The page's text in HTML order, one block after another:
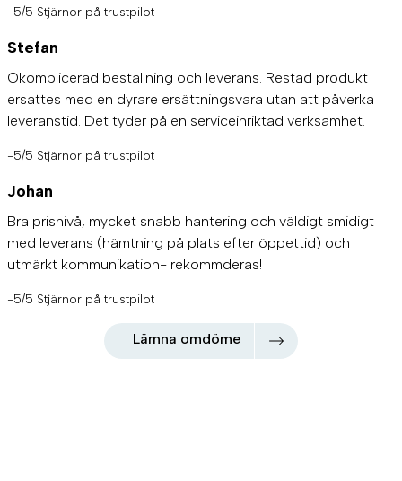
-5/5 Stjärnor på trustpilot
Stefan
Okomplicerad beställning och leverans. Restad produkt
ersattes med en dyrare ersättningsvara utan att påverka
leveranstid. Det tyder på en serviceinriktad verksamhet.
-5/5 Stjärnor på trustpilot
Johan
Bra prisnivå, mycket snabb hantering och väldigt smidigt
med leverans (hämtning på plats efter öppettid) och
utmärkt kommunikation- rekommderas!
-5/5 Stjärnor på trustpilot
Lämna omdöme